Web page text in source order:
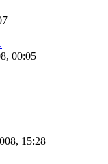
00:05
15:28